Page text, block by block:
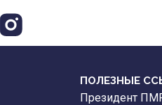
ПОЛЕЗНЫЕ
Президент